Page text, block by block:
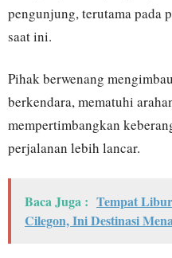
pengunjung, terutama pada
saat ini.
Pihak berwenang
berkendara, mematuhi
mempertimbangkan
perjalanan lebih lancar.
Baca Juga : Tempat
Cilegon, Ini Destinasi